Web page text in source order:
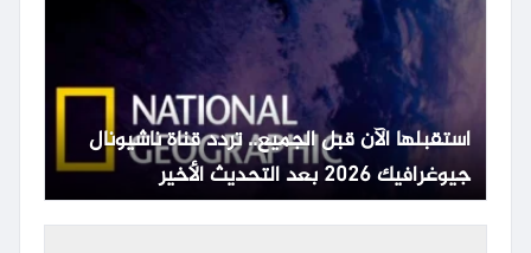
استقبلها الآن قبل الجميع.. تردد قناة ناشيونال
جيوغرافيك 2026 بعد التحديث الأخير